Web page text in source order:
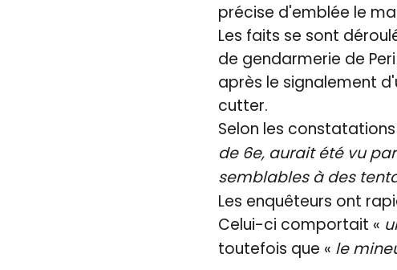
précise d'emblée le
Les faits se sont
de gendarmerie de
après le signalement
cutter.
Selon les
de 6e, aurait été vu
semblables à des
Les enquêteurs ont
Celui-ci comportait «
toutefois que « le